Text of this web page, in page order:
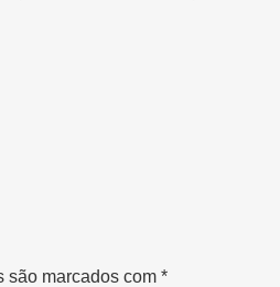
são marcados com *